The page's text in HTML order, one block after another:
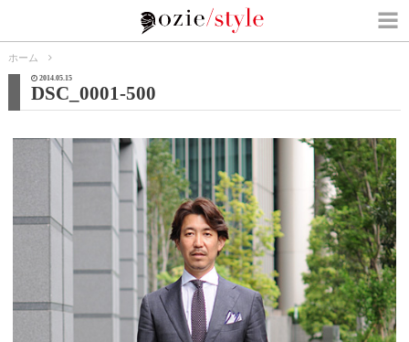
ホーム
2014.05.15
DSC_0001-500